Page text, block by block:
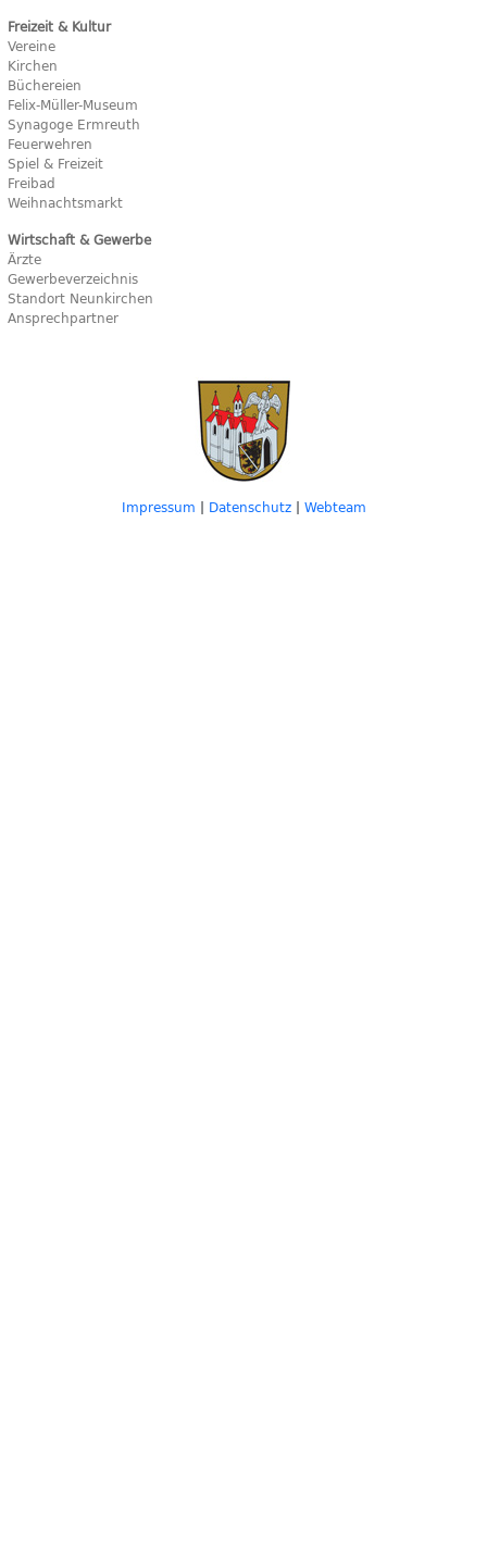
Freizeit & Kultur
Vereine
Kirchen
Büchereien
Felix-Müller-Museum
Synagoge Ermreuth
Feuerwehren
Spiel & Freizeit
Freibad
Weihnachtsmarkt
Wirtschaft & Gewerbe
Ärzte
Gewerbeverzeichnis
Standort Neunkirchen
Ansprechpartner
Impressum | Datenschutz| Webteam